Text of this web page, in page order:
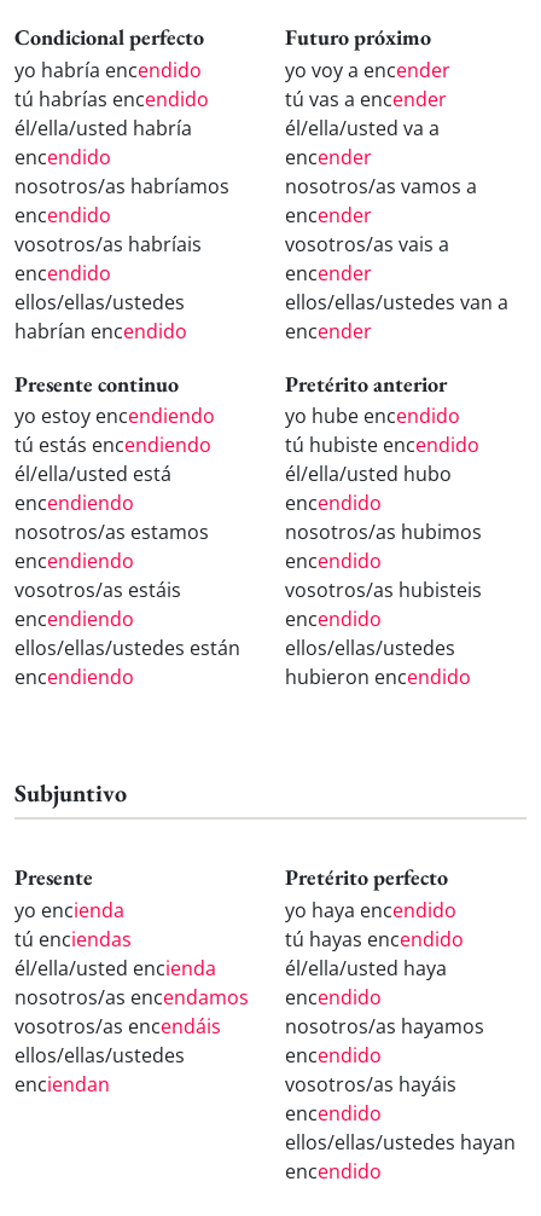
Condicional perfecto
yo habría encendido
tú habrías encendido
él/ella/usted habría
encendido
nosotros/as habríamos
encendido
vosotros/as habríais
encendido
ellos/ellas/ustedes
habrían encendido
Futuro próximo
yo voy a encender
tú vas a encender
él/ella/usted va a
encender
nosotros/as vamos a
encender
vosotros/as vais a
encender
ellos/ellas/ustedes van a
encender
Presente continuo
yo estoy encendiendo
tú estás encendiendo
él/ella/usted está
encendiendo
nosotros/as estamos
encendiendo
vosotros/as estáis
encendiendo
ellos/ellas/ustedes están
encendiendo
Pretérito anterior
yo hube encendido
tú hubiste encendido
él/ella/usted hubo
encendido
nosotros/as hubimos
encendido
vosotros/as hubisteis
encendido
ellos/ellas/ustedes
hubieron encendido
Subjuntivo
Presente
yo encienda
tú enciendas
él/ella/usted encienda
nosotros/as encendamos
vosotros/as encendáis
ellos/ellas/ustedes
enciendan
Pretérito perfecto
yo haya encendido
tú hayas encendido
él/ella/usted haya
encendido
nosotros/as hayamos
encendido
vosotros/as hayáis
encendido
ellos/ellas/ustedes hayan
encendido